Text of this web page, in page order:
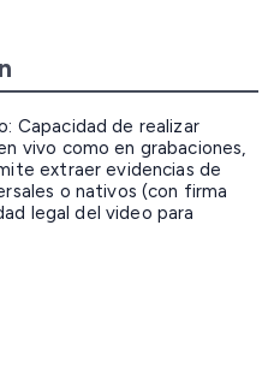
Capacidad de realizar
vivo como en grabaciones,
extraer evidencias de
o nativos (con firma
legal del video para